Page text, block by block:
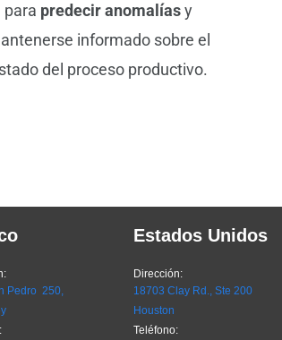
para predecir anomalíasy
informado sobre el
del proceso productivo.
Pedro 250,
Estados Unidos
Dirección:
18703 Clay Rd., Ste 200
Houston
Teléfono: